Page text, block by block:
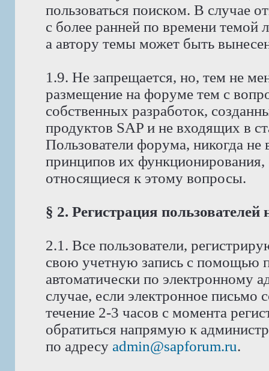
пользоваться поиском. В случае
с более ранней по времени темой
а автору темы может быть
1.9. Не запрещается, но, тем не
размещение на форуме тем с
собственных разработок,
продуктов SAP и не входящих в
Пользователи форума, никогда
принципов их
относящиеся к этому вопросы.
§ 2. Регистрация пользователей
2.1. Все пользователи,
свою учетную запись с помощью
автоматически по электронному
случае, если электронное письмо
течение 2-3 часов с момента
обратиться напрямую к
по адресу admin@sapforum.ru.